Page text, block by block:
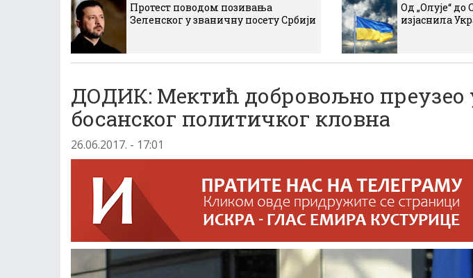
Протест поводом позивања
Зеленског у званичну посету Србији
Од „Олује“ до
изјаснила
ДОДИК: Мектић добровољно преузео
босанског политичког кловна
26.06.2017. - 17:01